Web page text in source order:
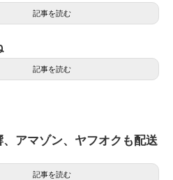
記事を読む
記事を読む
、アマゾン、ヤフオクも配送
記事を読む